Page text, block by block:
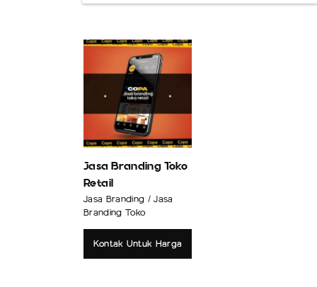
Jasa Branding Toko
Retail
Jasa Branding / Jasa
Branding Toko
Kontak Untuk Harga